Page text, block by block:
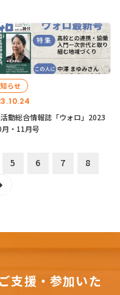
らせ
動総合情報誌「ウォロ」2023
月・11月号
5 6 7
8
支援・参加いた